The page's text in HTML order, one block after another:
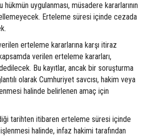
uygulanması, müsadere kararlarının
Erteleme süresi içinde cezada
erteleme kararlarına karşı itiraz
verilen erteleme kararları,
Bu kayıtlar, ancak bir soruşturma
olarak Cumhuriyet savcısı, hakim veya
halinde belirlenen amaç için
tarihten itibaren erteleme süresi içinde
halinde, infaz hakimi tarafından